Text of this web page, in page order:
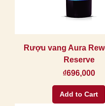
Rượu vang Aura
Reserve
Price
₫696,000
Add to Cart